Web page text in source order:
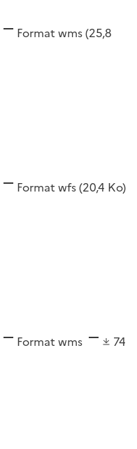
Format wms(25,8
Format wfs(20,4 Ko)
Format wms
74